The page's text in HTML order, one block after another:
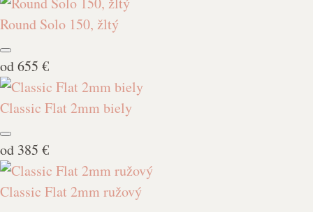
Round Solo 150, žltý
od655 €
Classic Flat 2mm biely
od 385 €
Classic Flat 2mm ružový